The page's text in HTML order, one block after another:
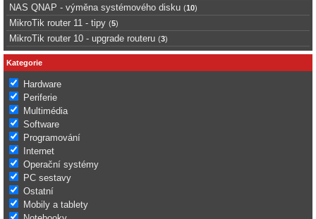
NAS QNAP - výměna systémového disku (10)
MikroTik router 11 - tipy (5)
MikroTik router 10 - upgrade routeru (3)
Kategorie
Hardware
Periferie
Multimédia
Software
Programování
Internet
Operační systémy
PC sestavy
Ostatní
Mobily a tablety